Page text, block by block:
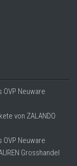
OVP Neuware
von ZALANDO
OVP Neuware
Grosshandel